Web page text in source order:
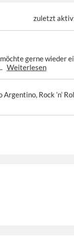
zuletzt
gerne wieder
Weiterlesen
Rock ’n’